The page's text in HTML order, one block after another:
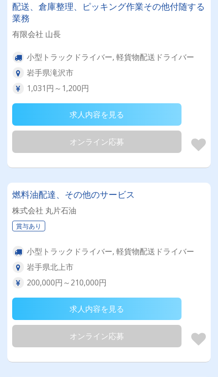
配送、倉庫整理、ピッキング作業その他付随する
業務
有限会社 山長
小型トラックドライバー, 軽貨物配送ドライバー
岩手県滝沢市
1,031円～1,200円
求人内容を見る
オンライン応募
燃料油配達、その他のサービス
株式会社 丸片石油
賞与あり
小型トラックドライバー, 軽貨物配送ドライバー
岩手県北上市
200,000円～210,000円
求人内容を見る
オンライン応募